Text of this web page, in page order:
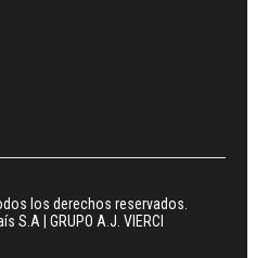
los derechos reservados.
S.A | GRUPO A.J. VIERCI